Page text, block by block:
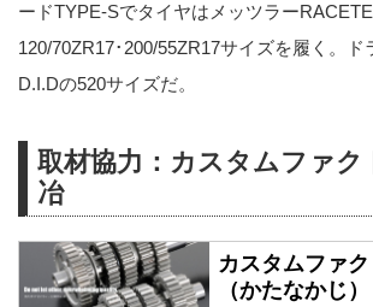
ードTYPE-Sでタイヤはメッツラー
120/70ZR17･200/55ZR17サイズを履く。ド
D.I.Dの520サイズだ。
取材協力：カスタムファク
冶
カスタムファ
（かたなかじ）